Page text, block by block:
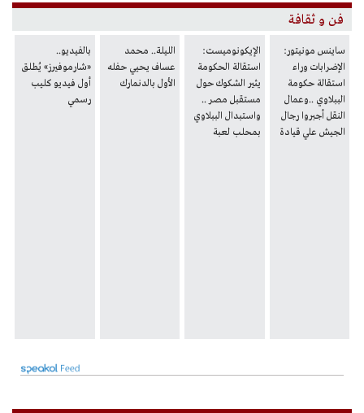
فن و ثقافة
ساينس مونيتور:
الإضرابات وراء
استقالة حكومة
الببلاوي ..وعمال
النقل أجبروا رجال
الجيش علي قيادة
الإيكونوميست:
استقالة الحكومة
يثير الشكوك حول
مستقبل مصر ..
واستبدال الببلاوي
بمحلب لعبة
الليلة.. محمد
عساف يحيي حفله
الأول بالدنمارك
بالفيديو..
«شارموفيرز» يُطلق
أول فيديو كليب
رسمي